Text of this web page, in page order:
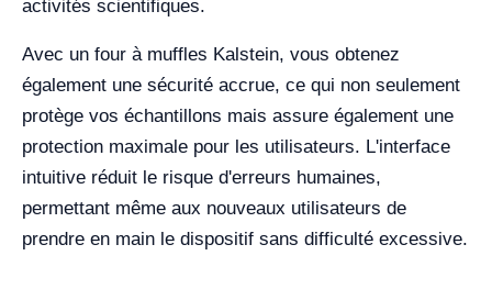
activités scientifiques.
Avec un four à muffles Kalstein, vous obtenez
également une sécurité accrue, ce qui non seulement
protège vos échantillons mais assure également une
protection maximale pour les utilisateurs. L'interface
intuitive réduit le risque d'erreurs humaines,
permettant même aux nouveaux utilisateurs de
prendre en main le dispositif sans difficulté excessive.